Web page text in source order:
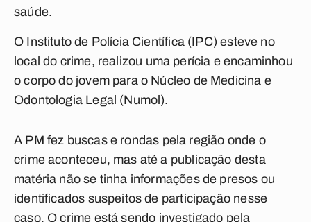
saúde.
O Instituto de Polícia Científica (IPC) esteve no
local do crime, realizou uma perícia e encaminhou
o corpo do jovem para o Núcleo de Medicina e
Odontologia Legal (Numol).
A PM fez buscas e rondas pela região onde o
crime aconteceu, mas até a publicação desta
matéria não se tinha informações de presos ou
identificados suspeitos de participação nesse
caso. Ocrime está sendo investigado pela